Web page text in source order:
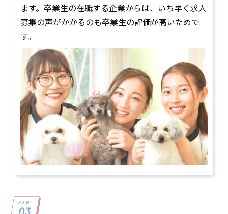
ます。卒業生の在職する企業からは、いち早く求人
募集の声がかかるのも卒業生の評価が高いためで
す。